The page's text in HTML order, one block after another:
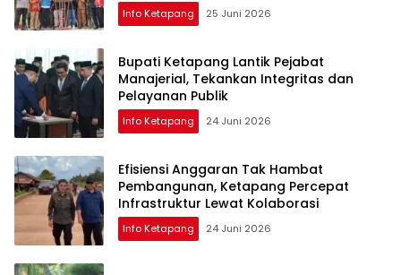
Info Ketapang 25 Juni 2026
Bupati Ketapang Lantik Pejabat
Manajerial, Tekankan Integritas dan
Pelayanan Publik
Info Ketapang 24 Juni 2026
Efisiensi Anggaran Tak Hambat
Pembangunan, Ketapang Percepat
Infrastruktur Lewat Kolaborasi
Info Ketapang 24 Juni 2026